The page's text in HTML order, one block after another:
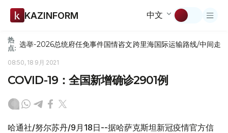
KAZINFORM 中文
热
点: 选举-2026总统府任免事件国情咨文跨里海国际运输路线/中间走廊
08:50, 18 9月 2021
COVID-19：全国新增确诊2901例
哈通社/努尔苏丹/9月18日--据哈萨克斯坦新冠疫情官方信